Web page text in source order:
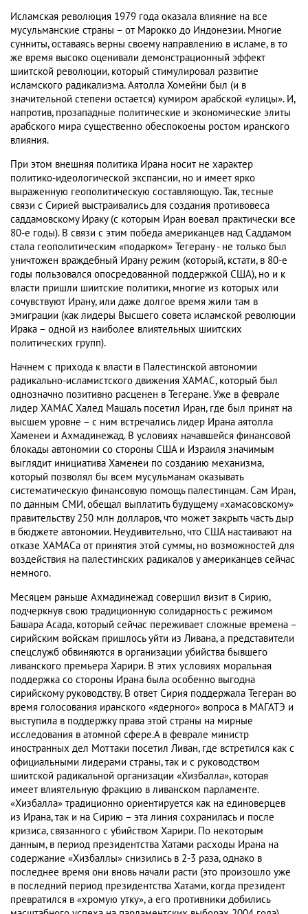
Исламская революция 1979 года оказала влияние на все
мусульманские страны – от Марокко до Индонезии. Многие
сунниты, оставаясь верны своему направлению в исламе, в то
же время высоко оценивали демонстрационный эффект
шиитской революции, который стимулировал развитие
исламского радикализма. Аятолла Хомейни был (и в
значительной степени остается) кумиром арабской «улицы». И,
напротив, прозападные политические и экономические элиты
арабского мира существенно обеспокоены ростом иранского
влияния.
При этом внешняя политика Ирана носит не характер
политико-идеологической экспансии, но и имеет ярко
выраженную геополитическую составляющую. Так, тесные
связи с Сирией выстраивались для создания противовеса
саддамовскому Ираку (с которым Иран воевал практически все
80-е годы). В связи с этим победа американцев над Саддамом
стала геополитическим «подарком» Тегерану - не только был
уничтожен враждебный Ирану режим (который, кстати, в 80-е
годы пользовался опосредованной поддержкой США), но и к
власти пришли шиитские политики, многие из которых или
сочувствуют Ирану, или даже долгое время жили там в
эмиграции (как лидеры Высшего совета исламской революции
Ирака – одной из наиболее влиятельных шиитских
политических групп).
Начнем с прихода к власти в Палестинской автономии
радикально-исламистского движения ХАМАС, который был
однозначно позитивно расценен в Тегеране. Уже в феврале
лидер ХАМАС Халед Машаль посетил Иран, где был принят на
высшем уровне – с ним встречались лидер Ирана аятолла
Хаменеи и Ахмадинежад. В условиях начавшейся финансовой
блокады автономии со стороны США и Израиля значимым
выглядит инициатива Хаменеи по созданию механизма,
который позволял бы всем мусульманам оказывать
систематическую финансовую помощь палестинцам. Сам Иран,
по данным СМИ, обещал выплатить будущему «хамасовскому»
правительству 250 млн долларов, что может закрыть часть дыр
в бюджете автономии. Неудивительно, что США настаивают на
отказе ХАМАСа от принятия этой суммы, но возможностей для
воздействия на палестинских радикалов у американцев сейчас
немного.
Месяцем раньше Ахмадинежад совершил визит в Сирию,
подчеркнув свою традиционную солидарность с режимом
Башара Асада, который сейчас переживает сложные времена –
сирийским войскам пришлось уйти из Ливана, а представители
спецслужб обвиняются в организации убийства бывшего
ливанского премьера Харири. В этих условиях моральная
поддержка со стороны Ирана была особенно выгодна
сирийскому руководству. В ответ Сирия поддержала Тегеран во
время голосования иранского «ядерного» вопроса в МАГАТЭ и
выступила в поддержку права этой страны на мирные
исследования в атомной сфере.А в феврале министр
иностранных дел Моттаки посетил Ливан, где встретился как с
официальными лидерами страны, так и с руководством
шиитской радикальной организации «Хизбалла», которая
имеет влиятельную фракцию в ливанском парламенте.
«Хизбалла» традиционно ориентируется как на единоверцев
из Ирана, так и на Сирию – эта линия сохранилась и после
кризиса, связанного с убийством Харири. По некоторым
данным, в период президентства Хатами расходы Ирана на
содержание «Хизбаллы» снизились в 2-3 раза, однако в
последнее время они вновь начали расти (это произошло уже
в последний период президентства Хатами, когда президент
превратился в «хромую утку», а его противники добились